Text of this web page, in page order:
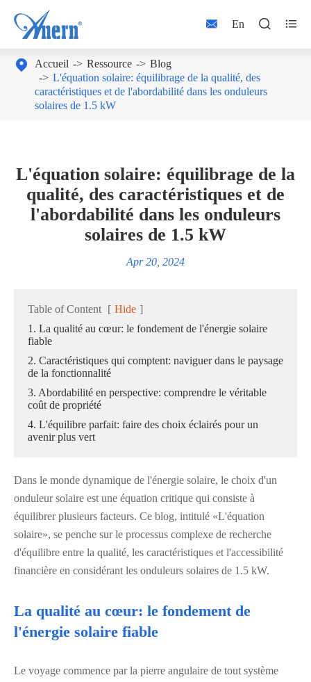
 En  
 Accueil Ressource
Blog
L'équation solaire: équilibrage de la qualité, des
caractéristiques et de l'abordabilité dans les onduleurs
solaires de 1.5 kW
L'équation solaire: équilibrage de la
qualité, des caractéristiques et de
l'abordabilité dans les onduleurs
solaires de 1.5 kW
Apr 20, 2024
Table of Content [ Hide ]
1. La qualité au cœur: le fondement de l'énergie solaire
fiable
2. Caractéristiques qui comptent: naviguer dans le paysage
de la fonctionnalité
3. Abordabilité en perspective: comprendre le véritable
coût de propriété
4. L'équilibre parfait: faire des choix éclairés pour un
avenir plus vert
Dans le monde dynamique de l'énergie solaire, le choix d'un
onduleur solaire est une équation critique qui consiste à
équilibrer plusieurs facteurs. Ce blog, intitulé «L'équation
solaire», se penche sur le processus complexe de recherche
d'équilibre entre la qualité, les caractéristiques et l'accessibilité
financière en considérant les onduleurs solaires de 1.5 kW.
La qualité au cœur: le fondement de
l'énergie solaire fiable
Le voyage commence par la pierre angulaire de tout système